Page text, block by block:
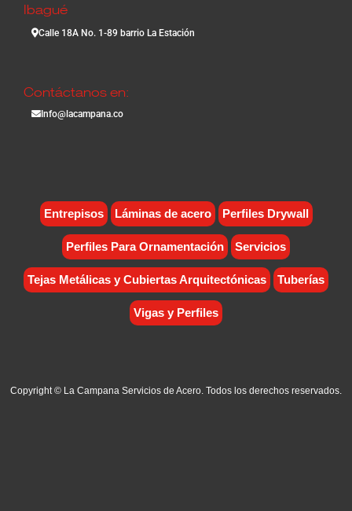
Ibagué
Calle 18A No. 1-89 barrio La Estación
Contáctanos en:
Info@lacampana.co
Entrepisos Láminas de acero Perfiles Drywall
Perfiles Para Ornamentación Servicios
Tejas Metálicas y Cubiertas Arquitectónicas Tuberías
Vigas y Perfiles
Copyright © La Campana Servicios de Acero. Todos los derechos reservados.